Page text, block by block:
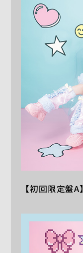
【初回限定盤A】